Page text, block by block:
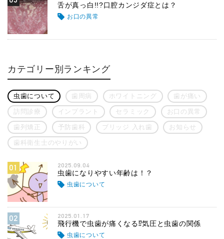
舌が真っ白!!?口腔カンジダ症とは？
お口の異常
カテゴリー別ランキング
虫歯について 歯周病 ホワイトニング 歯が痛い
訪問診療 インプラント セラミック お口の異常
歯列矯正 予防歯科 ブリッジ 入れ歯 お知らせ
歯科衛生士のやりがい
01 2025.09.04
虫歯になりやすい年齢は！？
虫歯について
02 2025.01.17
飛行機で虫歯が痛くなる⁉気圧と虫歯の関係
虫歯について